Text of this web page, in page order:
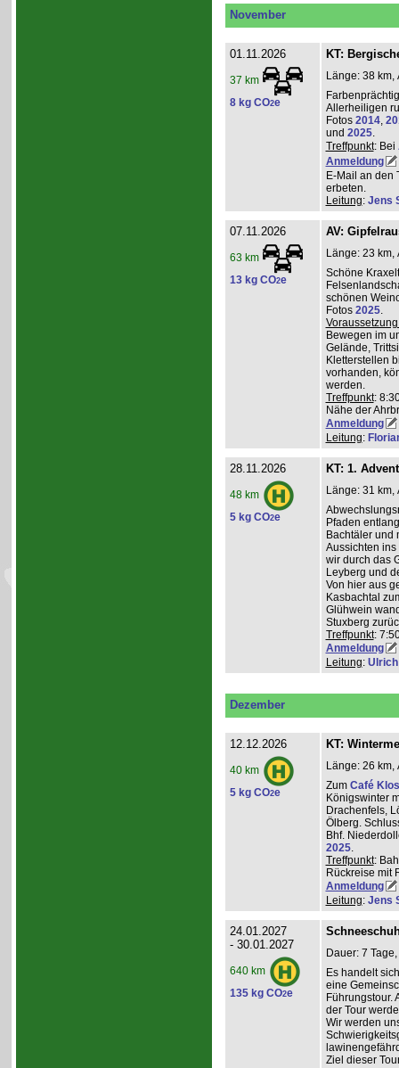
November
01.11.2026
37 km
8 kg CO2e
KT:
Länge: 38 km,
Allerheiligen
Fotos 2014,
und 2025.
Treffpunkt: Bei
Anmeldung
E-Mail an den
erbeten.
Leitung: Jens
07.11.2026
63 km
13 kg CO2e
AV:
Länge: 23 km,
Schöne
schönen
Fotos 2025.
Bewegen im
Gelände,
Kletterstellen
vorhanden,
werden.
Treffpunkt:
Nähe der
Anmeldung
Leitung:
28.11.2026
48 km
5 kg CO2e
KT: 1.
Länge: 31 km,
Pfaden
Bachtäler und
Aussichten
wir durch das
Leyberg und
Von hier aus
Kasbachtal
Glühwein
Stuxberg
Treffpunkt:
Anmeldung
Leitung:
Dezember
12.12.2026
40 km
5 kg CO2e
KT:
Länge: 26 km,
Zum Café
Königswinter
Drachenfels,
Ölberg.
Bhf.
2025.
Treffpunkt:
Rückreise mit
Anmeldung
Leitung: Jens
24.01.2027
- 30.01.2027
640 km
135 kg CO2e
Dauer: 7
Es handelt
eine
Führungstour.
der Tour
Wir werden
Ziel dieser